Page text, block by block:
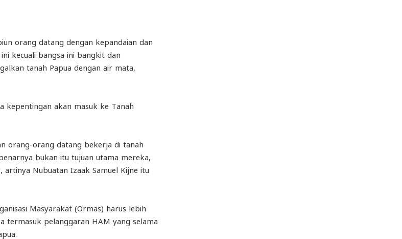
orang datang dengan kepandaian dan
kecuali bangsa ini bangkit dan
tanah Papua dengan air mata,
kepentingan akan masuk ke Tanah
orang-orang datang bekerja di tanah
bukan itu tujuan utama mereka,
Nubuatan Izaak Samuel Kijne itu
Masyarakat (Ormas) harus lebih
termasuk pelanggaran HAM yang selama